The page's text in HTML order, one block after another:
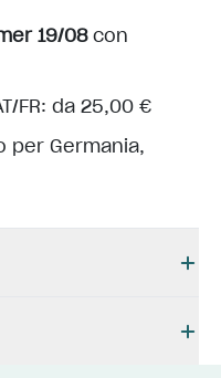
19/08con
FR: da 25,00 €
per Germania,